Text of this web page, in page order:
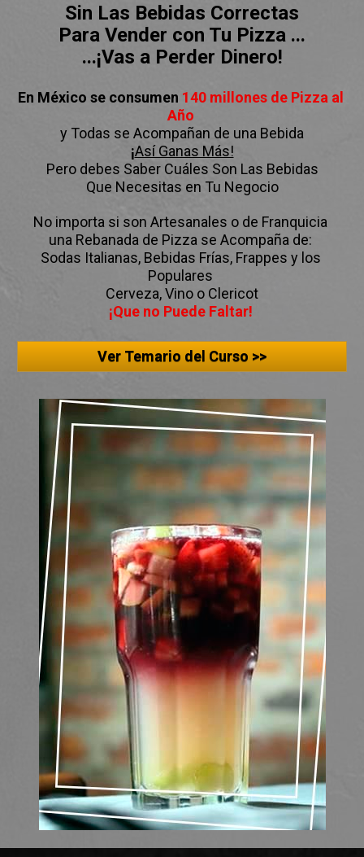
Sin Las Bebidas Correctas
Para Vender con Tu Pizza ...
...¡Vas a Perder Dinero!
En México se consumen 140 millones de Pizza al
Año
y Todas se Acompañan de una Bebida
¡Así Ganas Más!
Pero debes Saber Cuáles Son Las Bebidas
Que Necesitas en Tu Negocio
No importa si son Artesanales o de Franquicia
una Rebanada de Pizza se Acompaña de:
Sodas Italianas, Bebidas Frías, Frappes y los
Populares
¡Que no Puede Faltar!
Ver Temario del Curso >>